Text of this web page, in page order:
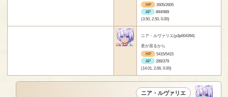
HP
2605/2605
AP
894/989
(3.50, 2.50, 0.00)
ニア・ルヴァリエ(p3p004394)
君が居るから
HP
5415/5415
AP
289/379
(14.01, 2.66, 0.00)
ニア・ルヴァリエ